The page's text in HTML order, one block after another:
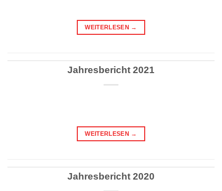
WEITERLESEN →
Jahresbericht 2021
WEITERLESEN →
Jahresbericht 2020